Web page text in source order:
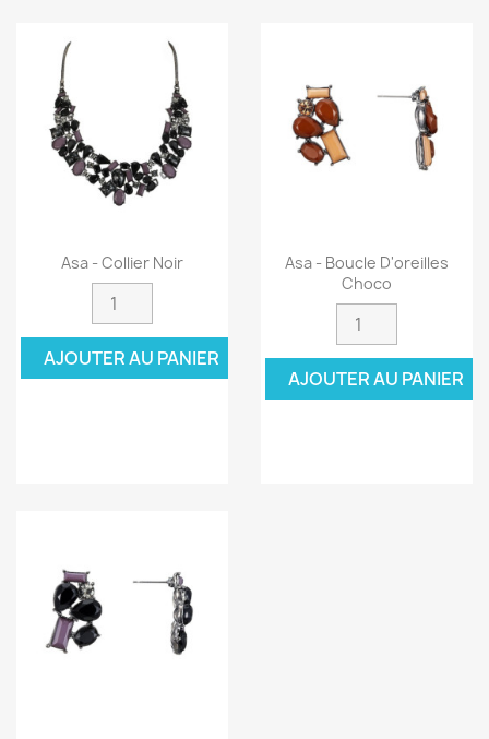
Asa - Collier Noir
AJOUTER AU PANIER
Asa - Boucle D'oreilles
Choco
AJOUTER AU PANIER